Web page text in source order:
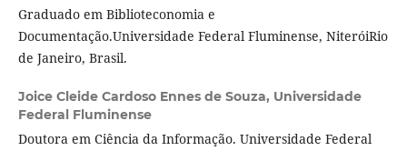
Graduado em Biblioteconomia e
Documentação.Universidade Federal Fluminense, NiteróiRio
de Janeiro, Brasil.
Joice Cleide Cardoso Ennes de Souza, Universidade
Federal Fluminense
Doutora em Ciência da Informação. Universidade Federal